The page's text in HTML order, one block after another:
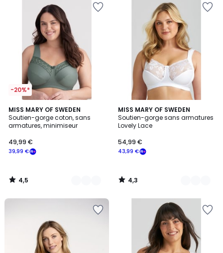
-20%*
MISS MARY OF SWEDEN
Soutien-gorge coton, sans
armatures, minimiseur
€
souscrivez
notre
programme
39,99 €
49,99 €
4,5
/ 5
10
Couleurs
4,5
/
MISS MARY OF SWEDEN
Soutien-gorge sans armatures
Lovely Lace
43,99 €
54,99 €
4,3
/ 5
11
Couleurs
4,3
/